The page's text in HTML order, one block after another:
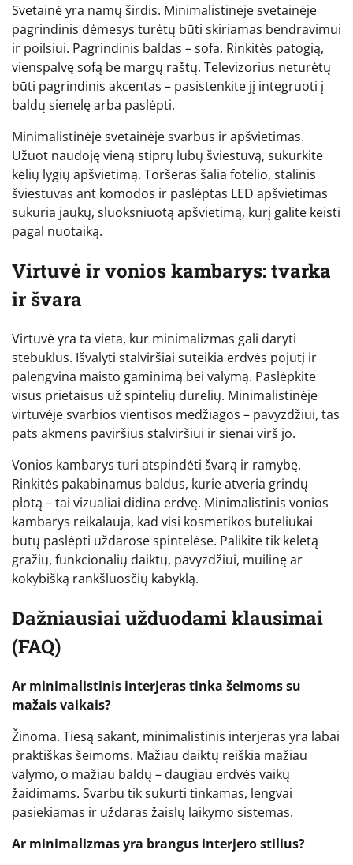
Svetainė yra namų širdis. Minimalistinėje svetainėje
pagrindinis dėmesys turėtų būti skiriamas bendravimui
ir poilsiui. Pagrindinis baldas – sofa. Rinkitės patogią,
vienspalvę sofą be margų raštų. Televizorius neturėtų
būti pagrindinis akcentas – pasistenkite jį integruoti į
baldų sienelę arba paslėpti.
Minimalistinėje svetainėje svarbus ir apšvietimas.
Užuot naudoję vieną stiprų lubų šviestuvą, sukurkite
kelių lygių apšvietimą. Toršeras šalia fotelio, stalinis
šviestuvas ant komodos ir paslėptas LED apšvietimas
sukuria jaukų, sluoksniuotą apšvietimą, kurį galite keisti
pagal nuotaiką.
Virtuvė ir vonios kambarys: tvarka
ir švara
Virtuvė yra ta vieta, kur minimalizmas gali daryti
stebuklus. Išvalyti stalviršiai suteikia erdvės pojūtį ir
palengvina maisto gaminimą bei valymą. Paslėpkite
visus prietaisus už spintelių durelių. Minimalistinėje
virtuvėje svarbios vientisos medžiagos – pavyzdžiui, tas
pats akmens paviršius stalviršiui ir sienai virš jo.
Vonios kambarys turi atspindėti švarą ir ramybę.
Rinkitės pakabinamus baldus, kurie atveria grindų
plotą – tai vizualiai didina erdvę. Minimalistinis vonios
kambarys reikalauja, kad visi kosmetikos buteliukai
būtų paslėpti uždarose spintelėse. Palikite tik keletą
gražių, funkcionalių daiktų, pavyzdžiui, muilinę ar
kokybišką rankšluosčių kabyklą.
Dažniausiai užduodami klausimai
(FAQ)
Ar minimalistinis interjeras tinka šeimoms su
mažais vaikais?
Žinoma. Tiesą sakant, minimalistinis interjeras yra labai
praktiškas šeimoms. Mažiau daiktų reiškia mažiau
valymo, o mažiau baldų – daugiau erdvės vaikų
žaidimams. Svarbu tik sukurti tinkamas, lengvai
pasiekiamas ir uždaras žaislų laikymo sistemas.
Ar minimalizmas yra brangus interjero stilius?